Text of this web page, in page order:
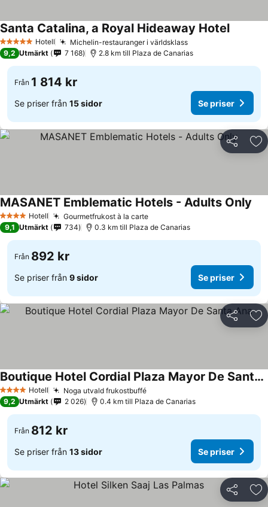
5 Stjärnor Hotell Michelin-restauranger i världsklass
Santa Catalina, a Royal Hideaway Hotel
9,2 Utmärkt 7 168 2.8 km till Plaza de Canarias
Från 1 814 kr
Se priser från 15 sidor Se priser
Dela
4 StjärnorHotell Gourmetfrukost à la carte
MASANET Emblematic Hotels - Adults Only
9,1 Utmärkt 734 0.3 km till Plaza de Canarias
Från 892 kr
Se priser från 9 sidor Se priser
Dela
4 StjärnorHotell Noga utvald frukostbuffé
Boutique Hotel Cordial Plaza Mayor De Santa Ana
9,2 Utmärkt 2 026 0.4 km till Plaza de Canarias
Från 812 kr
Se priser från 13 sidor Se priser
Dela